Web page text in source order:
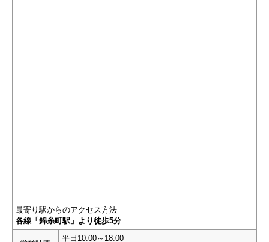
最寄り駅からのアクセス方法
各線「錦糸町駅」より徒歩5分
平日10:00～18:00